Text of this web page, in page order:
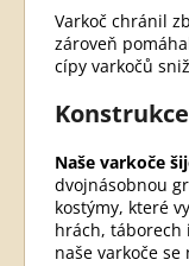
Varkoč chránil
zároveň
cípy varkočů
Naše varkoče
dvojnásobnou
kostýmy, které
hrách, táborech
naše varkoče